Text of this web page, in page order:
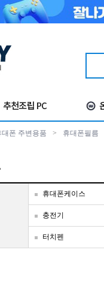
대폰 주변용품 > 휴대폰필름
휴대폰케이스
충전기
터치펜